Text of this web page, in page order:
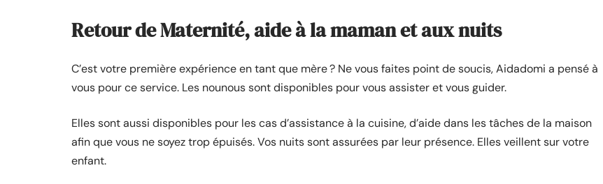
Retour de Maternité, aide à la maman et aux nuits
C’est votre première expérience en tant que mère ? Ne vous faites point de soucis, Aidadomi a pensé à
vous pour ce service. Les nounous sont disponibles pour vous assister et vous guider.
Elles sont aussi disponibles pour les cas d’assistance à la cuisine, d’aide dans les tâches de la maison
afin que vous ne soyez trop épuisés. Vos nuits sont assurées par leur présence. Elles veillent sur votre
enfant.